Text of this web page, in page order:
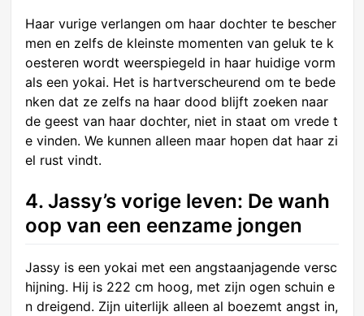
Haar vurige verlangen om haar dochter te bescher
men en zelfs de kleinste momenten van geluk te k
oesteren wordt weerspiegeld in haar huidige vorm
als een yokai. Het is hartverscheurend om te bede
nken dat ze zelfs na haar dood blijft zoeken naar
de geest van haar dochter, niet in staat om vrede t
e vinden. We kunnen alleen maar hopen dat haar zi
el rust vindt.
4. Jassy’s vorige leven: De wanh
oop van een eenzame jongen
Jassy is een yokai met een angstaanjagende versc
hijning. Hij is 222 cm hoog, met zijn ogen schuin e
n dreigend. Zijn uiterlijk alleen al boezemt angst in,